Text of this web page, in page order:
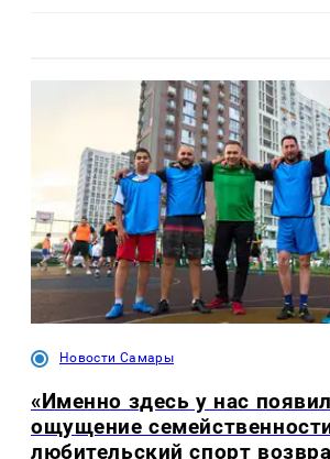
Новости Самары
«Именно здесь у нас
ощущение
любительский спорт